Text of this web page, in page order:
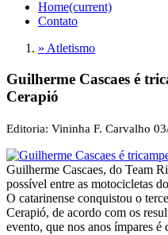
Home(current)
Contato
» Atletismo
Guilherme Cascaes é
Cerapió
Editoria: Vininha F. Carvalho
Guilherme Cascaes, do Team
possível entre as motocicletas
O catarinense conquistou o
Cerapió, de acordo com os
evento, que nos anos ímpares é